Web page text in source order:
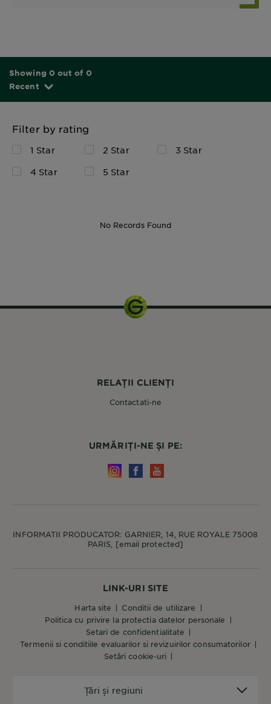
Showing 0 out of 0
Recent
Filter by rating
1 Star 2 Star
3 Star
4 Star
5 Star
No Records Found
LINK-URI SITE
harta site
conditii de utilizare
politica cu privire la protectia datelor personale
setari de confidentialitate
termenii si conditiile evaluarilor si revizuirilor consumatorilor
setări cookie-uri
Țări și regiuni
RELAȚII CLIENȚI
Contactati-ne
URMĂRIȚI-NE ȘI PE:
INFORMATII PRODUCATOR: GARNIER, 14, RUE ROYALE 75008
PARIS, [email protected]